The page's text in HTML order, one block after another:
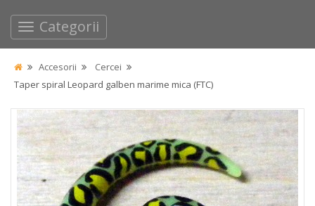
Categorii
Accesorii
Cercei
Taper spiral Leopard galben marime mica (FTC)